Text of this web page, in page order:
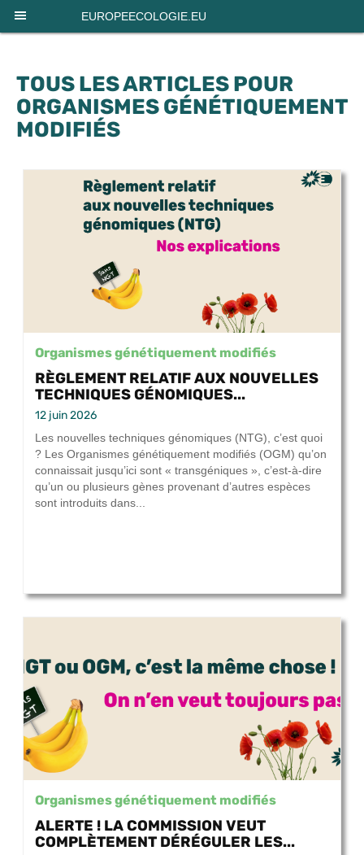
EUROPEECOLOGIE.EU
TOUS LES ARTICLES POUR
ORGANISMES GÉNÉTIQUEMENT
MODIFIÉS
Organismes génétiquement modifiés
RÈGLEMENT RELATIF AUX NOUVELLES
TECHNIQUES GÉNOMIQUES...
12 juin 2026
Les nouvelles techniques génomiques (NTG), c’est quoi
? Les Organismes génétiquement modifiés (OGM) qu’on
connaissait jusqu’ici sont « transgéniques », c’est-à-dire
qu’un ou plusieurs gènes provenant d’autres espèces
sont introduits dans...
Organismes génétiquement modifiés
ALERTE ! LA COMMISSION VEUT
COMPLÈTEMENT DÉRÉGULER LES...